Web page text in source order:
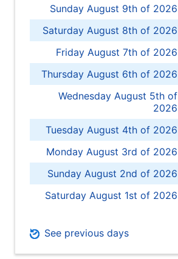
Sunday August 9th of 2026
Saturday August 8th of 2026
Friday August 7th of 2026
Thursday August 6th of 2026
Wednesday August 5th of
2026
Tuesday August 4th of 2026
Monday August 3rd of 2026
Sunday August 2nd of 2026
Saturday August 1st of 2026
See previous days